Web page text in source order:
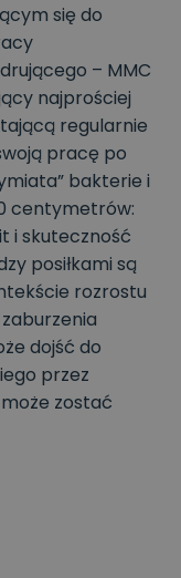
się do
– MMC
najprościej
regularnie
pracę po
bakterie i
centymetrów:
i skuteczność
posiłkami są
rozrostu
dojść do
przez
zostać